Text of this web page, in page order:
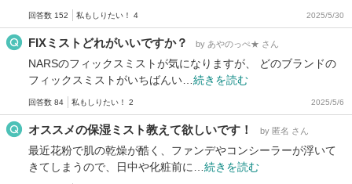
回答数 152 私もしりたい！ 4 2025/5/30
FIXミストどれがいいですか？ by あやのっぺ★ さん
NARSのフィックスミストが気になりますが、 どのブランドの
フィックスミストがいちばんい… 続きを読む
回答数 84 私もしりたい！ 2 2025/5/6
オススメの保湿ミスト教えて欲しいです！ by 匿名 さん
最近花粉で肌の乾燥が酷く、ファンデやコンシーラーが浮いて
きてしまうので、日中や化粧前に… 続きを読む